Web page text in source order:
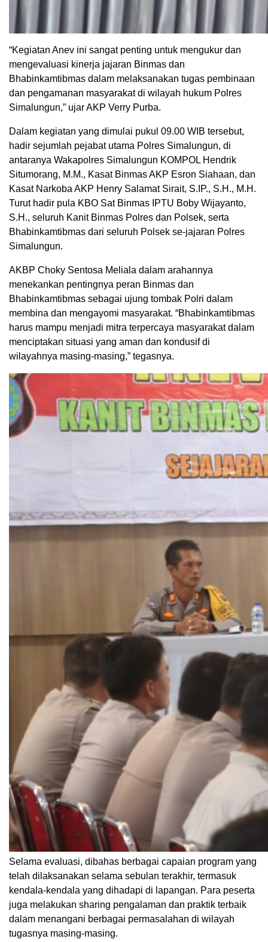
“Kegiatan Anev ini sangat penting untuk mengukur dan
mengevaluasi kinerja jajaran Binmas dan
Bhabinkamtibmas dalam melaksanakan tugas pembinaan
dan pengamanan masyarakat di wilayah hukum Polres
Simalungun,” ujar AKP Verry Purba.
Dalam kegiatan yang dimulai pukul 09.00 WIB tersebut,
hadir sejumlah pejabat utama Polres Simalungun, di
antaranya Wakapolres Simalungun KOMPOL Hendrik
Situmorang, M.M., Kasat Binmas AKP Esron Siahaan, dan
Kasat Narkoba AKP Henry Salamat Sirait, S.IP., S.H., M.H.
Turut hadir pula KBO Sat Binmas IPTU Boby Wijayanto,
S.H., seluruh Kanit Binmas Polres dan Polsek, serta
Bhabinkamtibmas dari seluruh Polsek se-jajaran Polres
Simalungun.
AKBP Choky Sentosa Meliala dalam arahannya
menekankan pentingnya peran Binmas dan
Bhabinkamtibmas sebagai ujung tombak Polri dalam
membina dan mengayomi masyarakat. “Bhabinkamtibmas
harus mampu menjadi mitra terpercaya masyarakat dalam
menciptakan situasi yang aman dan kondusif di
wilayahnya masing-masing,” tegasnya.
Selama evaluasi, dibahas berbagai capaian program yang
telah dilaksanakan selama sebulan terakhir, termasuk
kendala-kendala yang dihadapi di lapangan. Para peserta
juga melakukan sharing pengalaman dan praktik terbaik
dalam menangani berbagai permasalahan di wilayah
tugasnya masing-masing.